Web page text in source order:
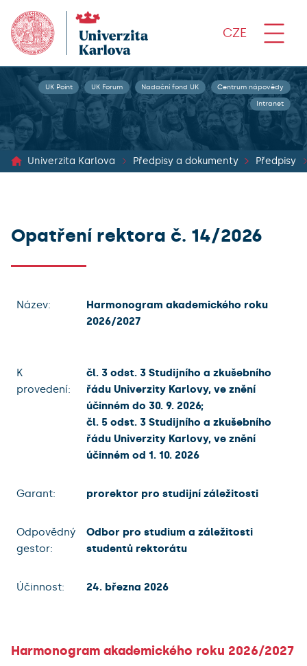
CZE
UK Point UK Forum Nadační fond UK Centrum nápovědy
Intranet
Univerzita Karlova Předpisy a dokumenty Předpisy
Opatření rektora č. 14/2026
Název:
Harmonogram akademického roku
2026/2027
K
provedení:
čl. 3 odst. 3 Studijního a zkušebního
řádu Univerzity Karlovy, ve znění
účinném do 30. 9. 2026;
čl. 5 odst. 3 Studijního a zkušebního
řádu Univerzity Karlovy, ve znění
účinném od 1. 10. 2026
Garant: prorektor pro studijní záležitosti
Odpovědný
gestor:
Odbor pro studium a záležitosti
studentů rektorátu
Účinnost: 24. března 2026
Harmonogram akademického roku 2026/2027